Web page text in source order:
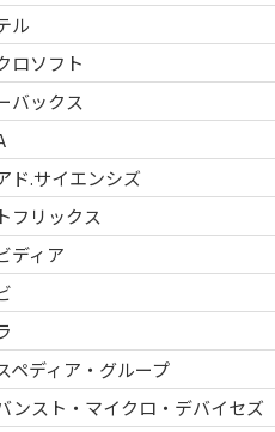
ル
ロソフト
バックス
ド.サイエンシズ
フリックス
ディア
ペディア・グループ
ンスト・マイクロ・デバイセズ